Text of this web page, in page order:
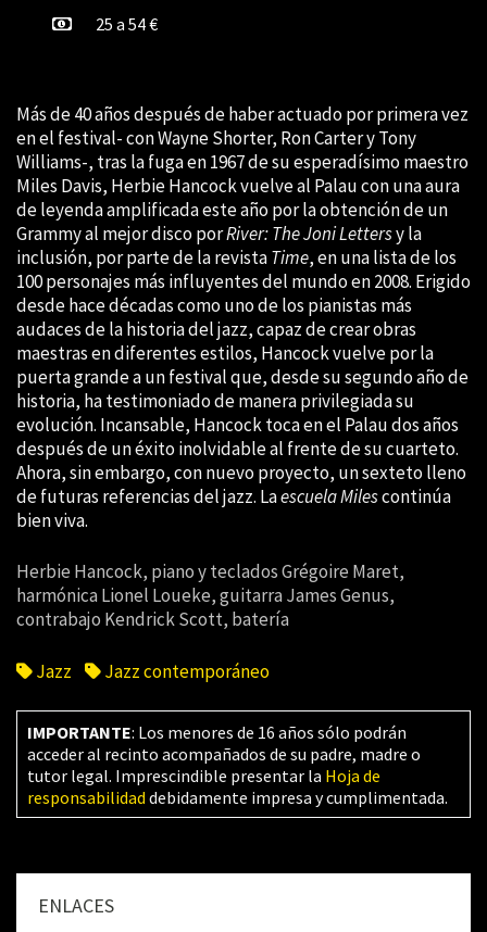
25 a 54 €
Más de 40 años después de haber actuado por primera vez
en el festival- con Wayne Shorter, Ron Carter y Tony
Williams-, tras la fuga en 1967 de su esperadísimo maestro
Miles Davis, Herbie Hancock vuelve al Palau con una aura
de leyenda amplificada este año por la obtención de un
Grammy al mejor disco porRiver: The Joni Lettersy la
inclusión, por parte de la revistaTime, en una lista de los
100 personajes más influyentes del mundo en 2008. Erigido
desde hace décadas como uno de los pianistas más
audaces de la historia del jazz, capaz de crear obras
maestras en diferentes estilos, Hancock vuelve por la
puerta grande a un festival que, desde su segundo año de
historia, ha testimoniado de manera privilegiada su
evolución. Incansable, Hancock toca en el Palau dos años
después de un éxito inolvidable al frente de su cuarteto.
Ahora, sin embargo, con nuevo proyecto, un sexteto lleno
de futuras referencias del jazz. Laescuela Milescontinúa
bien viva.
Herbie Hancock, piano y teclados Grégoire Maret,
harmónica Lionel Loueke, guitarra James Genus,
contrabajo Kendrick Scott, batería
Jazz Jazz contemporáneo
IMPORTANTE: Los menores de 16 años sólo podrán
acceder al recinto acompañados de su padre, madre o
tutor legal. Imprescindible presentar la Hoja de
responsabilidad debidamente impresa y cumplimentada.
ENLACES